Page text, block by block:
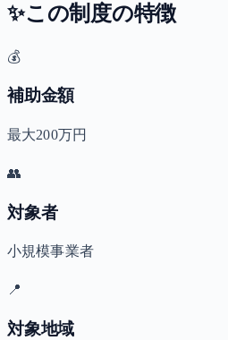
✨この制度の特徴
💰
補助金額
最大200万円
👥
対象者
小規模事業者
📍
対象地域